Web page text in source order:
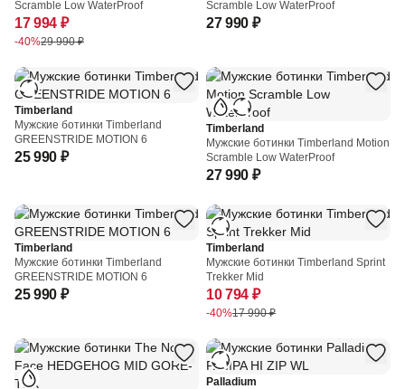
Scramble Low WaterProof
17 994 ₽
-40%29 990 ₽
Scramble Low WaterProof
27 990 ₽
Timberland
Мужские ботинки Timberland
GREENSTRIDE MOTION 6
25 990 ₽
Timberland
Мужские ботинки Timberland Motion
Scramble Low WaterProof
27 990 ₽
Timberland
Мужские ботинки Timberland
GREENSTRIDE MOTION 6
25 990 ₽
Timberland
Мужские ботинки Timberland Sprint
Trekker Mid
10 794 ₽
-40%17 990 ₽
Palladium